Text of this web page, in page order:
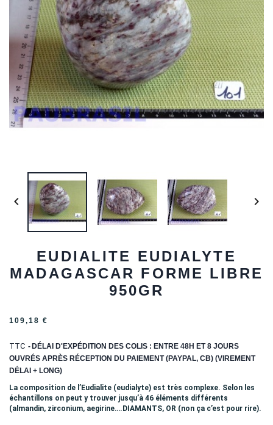
 
EUDIALITE EUDIALYTE
MADAGASCAR FORME LIBRE
950GR
109,18 €
TTC
DÉLAI D'EXPÉDITION DES COLIS : ENTRE 48H ET 8 JOURS
OUVRÉS APRÈS RÉCEPTION DU PAIEMENT (PAYPAL, CB) (VIREMENT
DÉLAI + LONG)
La composition de l’Eudialite (eudialyte) est très complexe. Selon les
échantillons on peut y trouver jusqu’à 46 éléments différents
(almandin, zirconium, aegirine….DIAMANTS, OR (non ça c’est pour rire).